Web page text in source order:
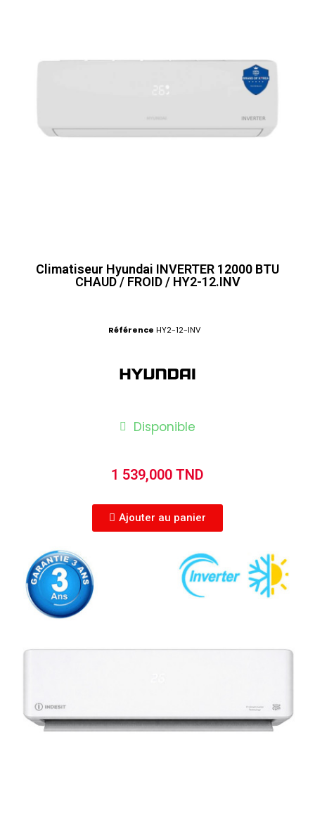
Climatiseur Hyundai INVERTER 12000 BTU
CHAUD / FROID / HY2-12.INV
Référence HY2-12-INV
Disponible
1 539,000 TND
Ajouter au panier